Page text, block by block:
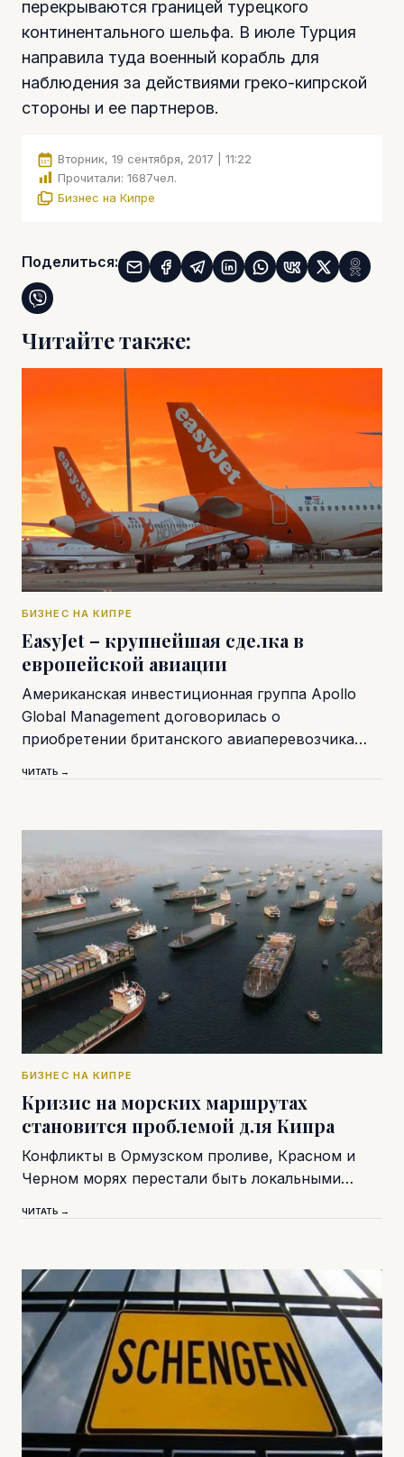
перекрываются границей турецкого
континентального шельфа. В июле Турция
направила туда военный корабль для
наблюдения за действиями греко-кипрской
стороны и ее партнеров.
Вторник, 19 сентября, 2017 | 11:22
Прочитали: 1687чел.
Бизнес на Кипре
Поделиться:
Читайте также:
БИЗНЕС НА КИПРЕ
EasyJet – крупнейшая сделка в
европейской авиации
Американская инвестиционная группа Apollo
Global Management договорилась о
приобретении британского авиаперевозчика…
ЧИТАТЬ →
БИЗНЕС НА КИПРЕ
Кризис на морских маршрутах
становится проблемой для Кипра
Конфликты в Ормузском проливе, Красном и
Черном морях перестали быть локальными…
ЧИТАТЬ →